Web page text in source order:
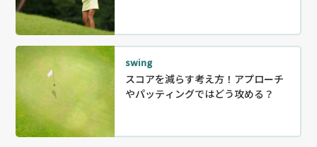
swing
スコアを減らす考え方！アプローチ
やパッティングではどう攻める？